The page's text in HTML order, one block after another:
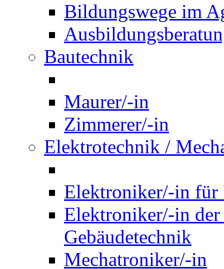
Bildungswege im
Bautechnik
Maurer/-in
Zimmerer/-in
Elektrotechnik /
Elektroniker/-in für
Elektroniker/-in
Gebäudetechnik
Mechatroniker/-in